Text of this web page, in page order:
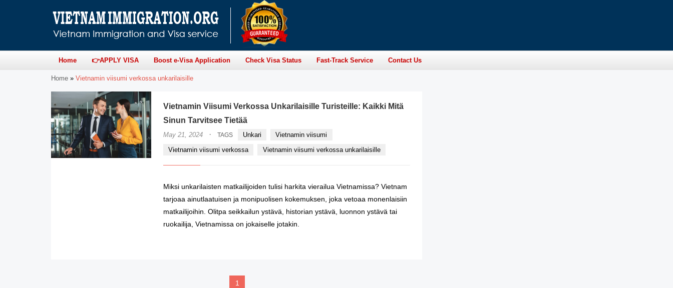
Home 👉APPLY VISA Boost e-Visa Application Check Visa Status Fast-Track Service Contact Us
Home » Vietnamin viisumi verkossa unkarilaisille
Vietnamin Viisumi Verkossa Unkarilaisille Turisteille: Kaikki Mitä
Sinun Tarvitsee Tietää
May 21, 2024 · TAGS Unkari
Vietnamin viisumi
Vietnamin viisumi verkossa
Vietnamin viisumi verkossa unkarilaisille
Miksi unkarilaisten matkailijoiden tulisi harkita vierailua Vietnamissa? Vietnam
tarjoaa ainutlaatuisen ja monipuolisen kokemuksen, joka vetoaa monenlaisiin
matkailijoihin. Olitpa seikkailun ystävä, historian ystävä, luonnon ystävä tai
ruokailija, Vietnamissa on jokaiselle jotakin.
1